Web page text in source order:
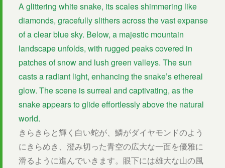
A glittering white snake, its scales shimmering like
diamonds, gracefully slithers across the vast expanse
of a clear blue sky. Below, a majestic mountain
landscape unfolds, with rugged peaks covered in
patches of snow and lush green valleys. The sun
casts a radiant light, enhancing the snake’s ethereal
glow. The scene is surreal and captivating, as the
snake appears to glide effortlessly above the natural
world.
きらきらと輝く白い蛇が、鱗がダイヤモンドのよう
にきらめき、澄み切った青空の広大な一面を優雅に
滑るように進んでいきます。眼下には雄大な山の風